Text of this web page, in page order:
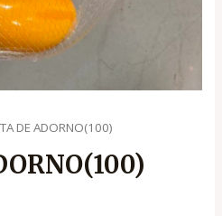
DE ADORNO(100)